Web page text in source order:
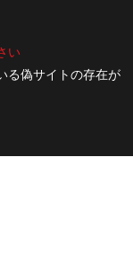
い
る偽サイトの存在が